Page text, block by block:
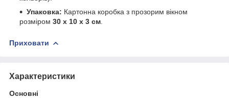
Упаковка: Картонна коробка з прозорим вікном
розміром 30 х 10 х 3 см
Приховати
Характеристики
Основні